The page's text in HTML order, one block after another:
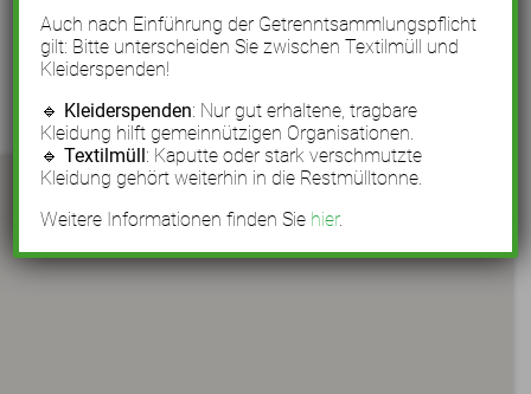
Auch nach Einführung der Getrenntsammlungspflicht
gilt: Bitte unterscheiden Sie zwischen Textilmüll und
Kleiderspenden!
🔹 Kleiderspenden: Nur gut erhaltene, tragbare
Kleidung hilft gemeinnützigen Organisationen.
🔹Textilmüll: Kaputte oder stark verschmutzte
Kleidung gehört weiterhin in die Restmülltonne.
Weitere Informationen finden Sie hier.